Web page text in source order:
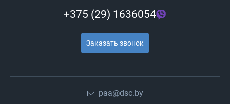
+375 (29) 1636054
Заказать звонок
paa@dsc.by